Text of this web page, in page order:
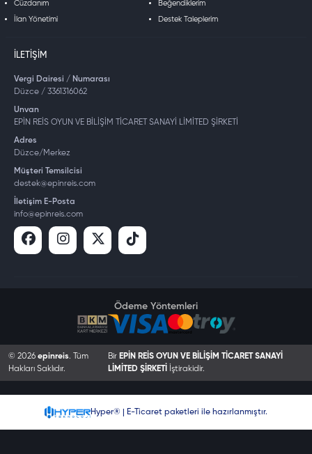
Cüzdanım Beğendiklerim
İlan Yönetimi Destek Taleplerim
İLETIŞIM
Vergi Dairesi / Numarası
Düzce / 3361316062
Unvan
EPİN REİS OYUN VE BİLİŞİM TİCARET SANAYİ LİMİTED ŞİRKETİ
Adres
Düzce/Merkez
Müşteri Temsilcisi
destek@epinreis.com
İletişim E-Posta
info@epinreis.com
Ödeme Yöntemleri
© 2026 epinreis. Tüm
Hakları Saklıdır.
Bir EPİN REİS OYUN VE BİLİŞİM TİCARET SANAYİ
LİMİTED ŞİRKETİ
İştirakidir.
Hyper® | E-Ticaret paketleri ile hazırlanmıştır.